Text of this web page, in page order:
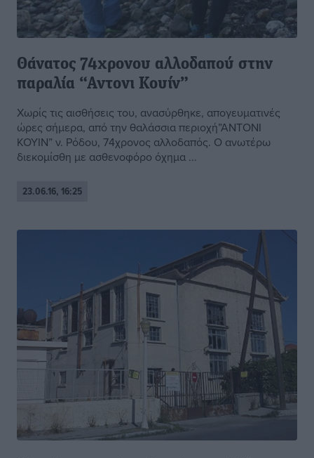
Θάνατος 74χρονου αλλοδαπού στην
παραλία “Αντονι Κουίν”
Χωρίς τις αισθήσεις του, ανασύρθηκε, απογευματινές
ώρες σήμερα, από την θαλάσσια περιοχή”ΑΝΤΟΝΙ
ΚΟΥΙΝ” ν. Ρόδου, 74χρονος αλλοδαπός. Ο ανωτέρω
διεκομίσθη με ασθενοφόρο όχημα ...
23.06.16, 16:25